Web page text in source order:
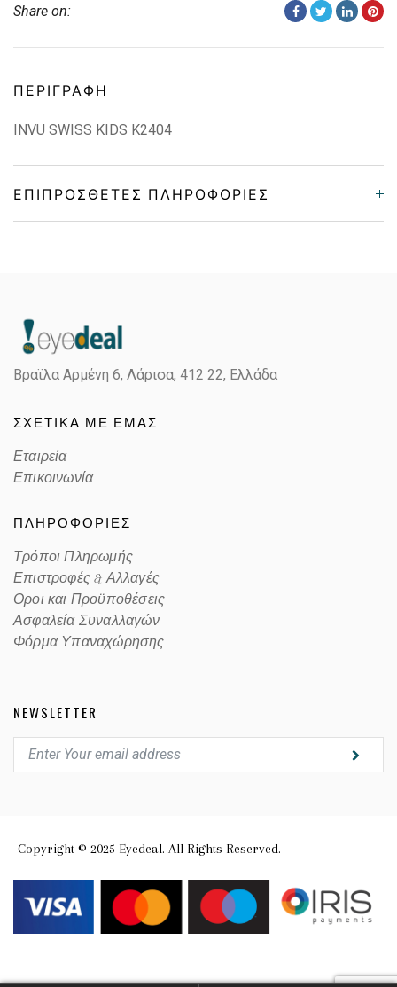
Share on:
ΠΕΡΙΓΡΑΦΉ
INVU SWISS KIDS K2404
ΕΠΙΠΡΌΣΘΕΤΕΣ ΠΛΗΡΟΦΟΡΊΕΣ
Color
Lens Color POLARIZED GRAY
Color code
Βραϊλα Αρμένη 6, Λάρισα, 412 22, Ελλάδα
ΣΧΕΤΙΚΑ ΜΕ ΕΜΑΣ
Εταιρεία
Επικοινωνία
ΠΛΗΡΟΦΟΡΙΕΣ
Τρόποι Πληρωμής
Επιστροφές & Αλλαγές
Οροι και Προϋποθέσεις
Ασφαλεία Συναλλαγών
Φόρμα Υπαναχώρησης
NEWSLETTER
Copyright © 2025 Eyedeal. All Rights Reserved.